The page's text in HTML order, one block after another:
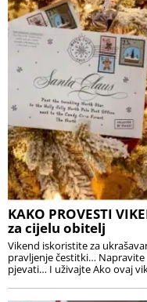
KAKO PROVESTI
za cijelu obitelj
Vikend iskoristite za
pravljenje čestitki…
pjevati… I uživajte Ako ovaj